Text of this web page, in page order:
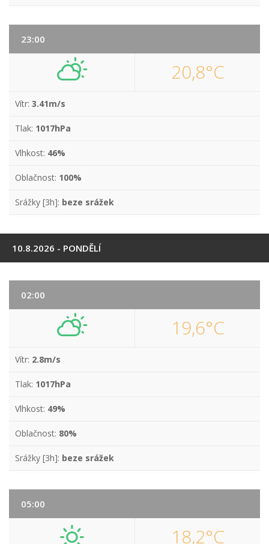
23:00
20,8°C
Vítr: 3.41m/s
Tlak: 1017hPa
Vlhkost: 46%
Oblačnost: 100%
Srážky [3h]: beze srážek
10.8.2026 - PONDĚLÍ
02:00
19,6°C
Vítr: 2.8m/s
Tlak: 1017hPa
Vlhkost: 49%
Oblačnost: 80%
Srážky [3h]: beze srážek
05:00
18,2°C